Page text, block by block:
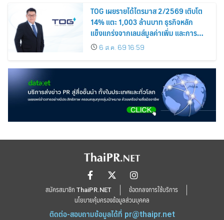
TOG เผยรายได้ไตรมาส 2/2569 เติบโต
14% แตะ 1,003 ล้านบาท ธุรกิจหลัก
แข็งแกร่งจากเลนส์มูลค่าเพิ่ม และการ
ขยายตลาดต่างประเทศ พร้อมเดินหน้า
ลงทุนเพื่อการเติบโตระยะยาว
6 ส.ค. 69 16:59
สมัครสมาชิก ThaiPR.NET
ข้อตกลงการใช้บริการ
นโยบายคุ้มครองข้อมูลส่วนบุคคล
ติดต่อ-สอบถามข้อมูลได้ที่ pr@thaipr.net